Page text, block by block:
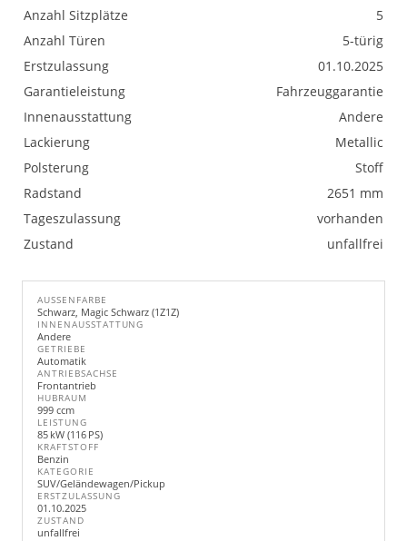
Anzahl Sitzplätze
5
Anzahl Türen
5-türig
Erstzulassung
01.10.2025
Garantieleistung
Fahrzeuggarantie
Innenausstattung
Andere
Lackierung
Metallic
Polsterung
Stoff
Radstand
2651 mm
Tageszulassung
vorhanden
Zustand
unfallfrei
AUSSENFARBE
Schwarz, Magic Schwarz (1Z1Z)
INNENAUSSTATTUNG
Andere
GETRIEBE
Automatik
ANTRIEBSACHSE
Frontantrieb
HUBRAUM
999 ccm
LEISTUNG
85 kW (116 PS)
KRAFTSTOFF
Benzin
KATEGORIE
SUV/Geländewagen/Pickup
ERSTZULASSUNG
01.10.2025
ZUSTAND
unfallfrei